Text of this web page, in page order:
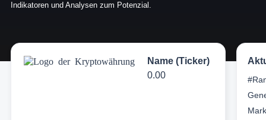
Indikatoren und Analysen zum Potenzial.
Name (Ticker)
0.00